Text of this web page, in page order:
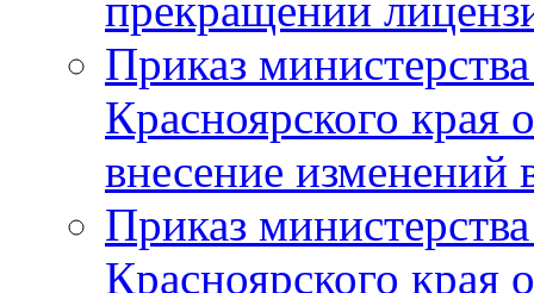
Приказ
Красноярского
внесение изменений
Приказ
Красноярского